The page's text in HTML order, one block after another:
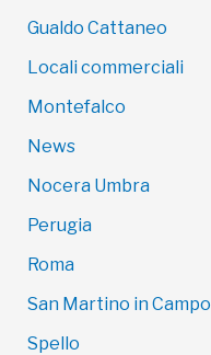
Gualdo Cattaneo
Locali commerciali
Montefalco
News
Nocera Umbra
Perugia
Roma
San Martino in Campo
Spello